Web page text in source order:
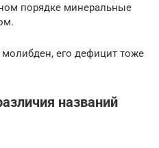
порядке минеральные
его дефицит тоже
названий